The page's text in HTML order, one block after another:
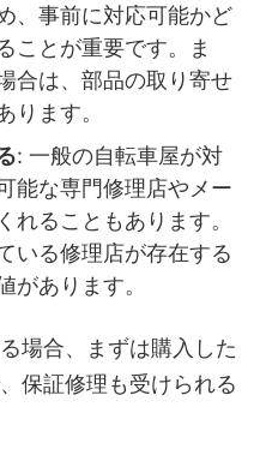
、事前に対応可能かど
ことが重要です。ま
合は、部品の取り寄せ
ります。
: 一般の自転車屋が対
能な専門修理店やメー
れることもあります。
いる修理店が存在する
があります。
場合、まずは購入した
保証修理も受けられる